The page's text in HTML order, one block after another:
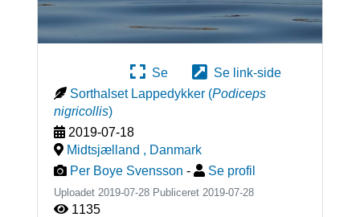
Se
Se link-side
Sorthalset Lappedykker (Podiceps
nigricollis)
2019-07-18
Midtsjælland , Danmark
Per Boye Svensson - Se profil
Uploadet 2019-07-28 Publiceret 2019-07-28
1135